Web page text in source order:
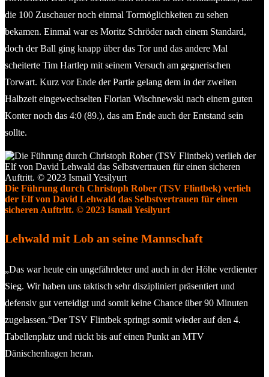
die 100 Zuschauer noch einmal Tormöglichkeiten zu sehen
bekamen. Einmal war es Moritz Schröder nach einem Standard,
doch der Ball ging knapp über das Tor und das andere Mal
scheiterte Tim Hartlep mit seinem Versuch am gegnerischen
Torwart. Kurz vor Ende der Partie gelang dem in der zweiten
Halbzeit eingewechselten Florian Wischnewski nach einem guten
Konter noch das 4:0 (89.), das am Ende auch der Entstand sein
sollte.
Die Führung durch Christoph Rober (TSV Flintbek) verlieh
der Elf von David Lehwald das Selbstvertrauen für einen
sicheren Auftritt. © 2023 Ismail Yesilyurt
Lehwald mit Lob an seine Mannschaft
„Das war heute ein ungefährdeter und auch in der Höhe verdienter
Sieg. Wir haben uns taktisch sehr diszipliniert präsentiert und
defensiv gut verteidigt und somit keine Chance über 90 Minuten
zugelassen.“Der TSV Flintbek springt somit wieder auf den 4.
Tabellenplatz und rückt bis auf einen Punkt an MTV
Dänischenhagen heran.